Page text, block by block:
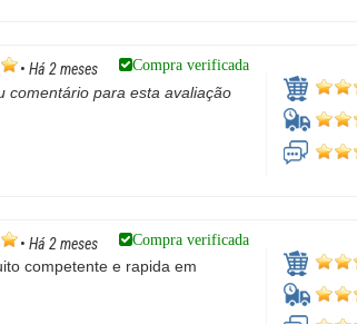
• Há 2 meses Compra verificada
comentário para esta avaliação
• Há 2 meses Compra verificada
competente e rapida em